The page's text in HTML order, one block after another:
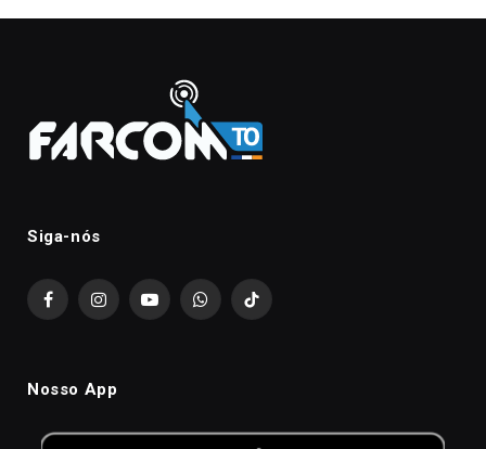
Siga-nós
FacebookInstagramYouTubeWhatsAppTikTok
Nosso App